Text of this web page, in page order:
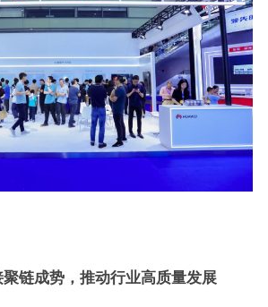
链成势，推动行业高质量发展